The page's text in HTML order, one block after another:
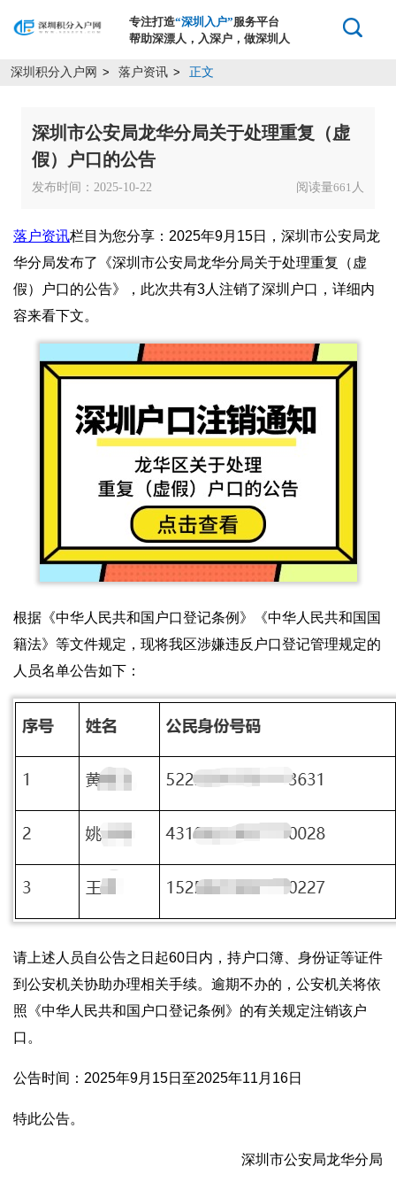
专注打造“深圳入户”服务平台
帮助深漂人，入深户，做深圳人
深圳积分入户网 > 落户资讯 > 正文
深圳市公安局龙华分局关于处理重复（虚
假）户口的公告
发布时间：2025-10-22 阅读量661 人
落户资讯栏目为您分享：2025年9月15日，深圳市公安局龙
华分局发布了《深圳市公安局龙华分局关于处理重复（虚
假）户口的公告》，此次共有3人注销了深圳户口，详细内
容来看下文。
根据《中华人民共和国户口登记条例》《中华人民共和国国
籍法》等文件规定，现将我区涉嫌违反户口登记管理规定的
人员名单公告如下：
请上述人员自公告之日起60日内，持户口簿、身份证等证件
到公安机关协助办理相关手续。逾期不办的，公安机关将依
照《中华人民共和国户口登记条例》的有关规定注销该户
口。
公告时间：2025年9月15日至2025年11月16日
特此公告。
深圳市公安局龙华分局